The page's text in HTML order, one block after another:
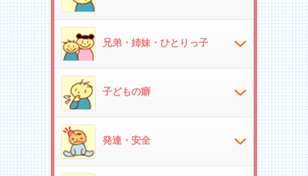
兄弟・姉妹・ひとりっ子
子どもの癖
発達・安全